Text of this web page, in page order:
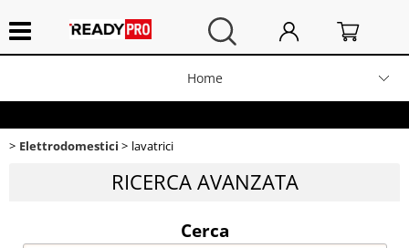
Categoria: Home>Elettrodomestici> lavatrici
Modelli
Marca
Home
Audio
Elettrodomestici lavatrici
RICERCA AVANZATA
Cerca